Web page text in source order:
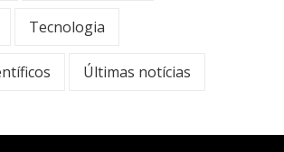
Tecnologia
Últimas notícias